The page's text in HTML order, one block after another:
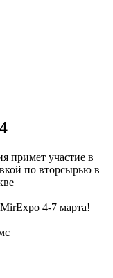
примет участие в
по вторсырью в
4-7 марта!